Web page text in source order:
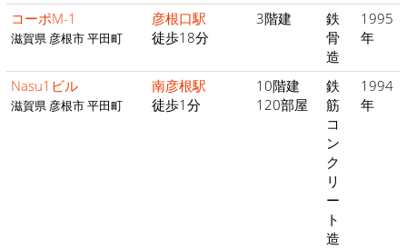
コーポM-1
滋賀県 彦根市 平田町
彦根口駅
徒歩18分
3階建
鉄
骨
造
1995
年
Nasu1ビル
滋賀県 彦根市 平田町
南彦根駅
徒歩1分
10階建
120部屋
鉄
筋
コ
ン
ク
リ
ー
ト
造
1994
年